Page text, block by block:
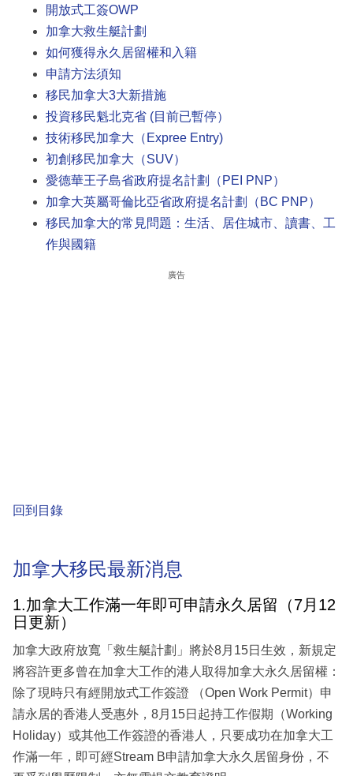
開放式工簽OWP
加拿大救生艇計劃
如何獲得永久居留權和入籍
申請方法須知
移民加拿大3大新措施
投資移民魁北克省 (目前已暫停）
技術移民加拿大（Expree Entry)
初創移民加拿大（SUV）
愛德華王子島省政府提名計劃（PEI PNP）
加拿大英屬哥倫比亞省政府提名計劃（BC PNP）
移民加拿大的常見問題：生活、居住城市、讀書、工
作與國籍
廣告
回到目錄
加拿大移民最新消息
1.加拿大工作滿一年即可申請永久居留（7月12
日更新）
加拿大政府放寬「救生艇計劃」將於8月15日生效，新規定
將容許更多曾在加拿大工作的港人取得加拿大永久居留權：
除了現時只有經開放式工作簽證 （Open Work Permit）申
請永居的香港人受惠外，8月15日起持工作假期（Working
Holiday）或其他工作簽證的香港人，只要成功在加拿大工
作滿一年，即可經Stream B申請加拿大永久居留身份，不